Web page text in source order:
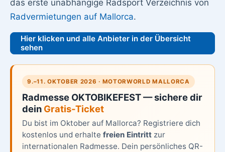
das erste unabhängige Radsport Verzeichnis von
Radvermietungen auf Mallorca.
Hier klicken und alle Anbieter in der Übersicht
sehen
9.–11. OKTOBER 2026 · MOTORWORLD MALLORCA
Radmesse OKTOBIKEFEST — sichere dir
dein Gratis-Ticket
Du bist im Oktober auf Mallorca? Registriere dich
kostenlos und erhalte freien Eintritt zur
internationalen Radmesse. Dein persönliches QR-